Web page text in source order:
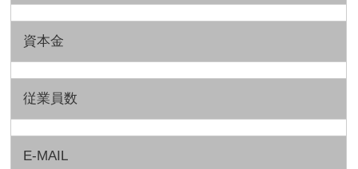
資本金
従業員数
E-MAIL